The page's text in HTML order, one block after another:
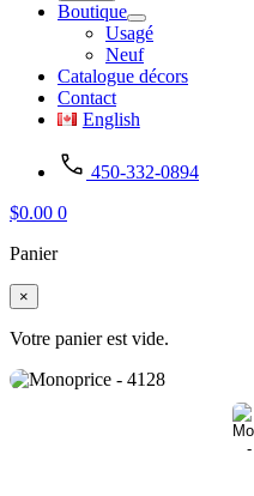
Boutique
Usagé
Neuf
Catalogue décors
Contact
English
450-332-0894
$0.00 0
Panier
×
Votre panier est vide.